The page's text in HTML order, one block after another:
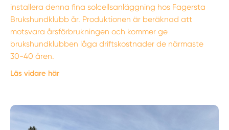
installera denna fina solcellsanläggning hos Fagersta
Brukshundklubb år. Produktionen är beräknad att
motsvara årsförbrukningen och kommer ge
brukshundklubben låga driftskostnader de närmaste
30-40 åren.
Läs vidare här